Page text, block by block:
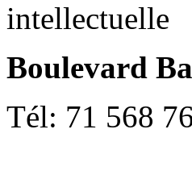
intellectuelle
Boulevard
Tél: 71 568